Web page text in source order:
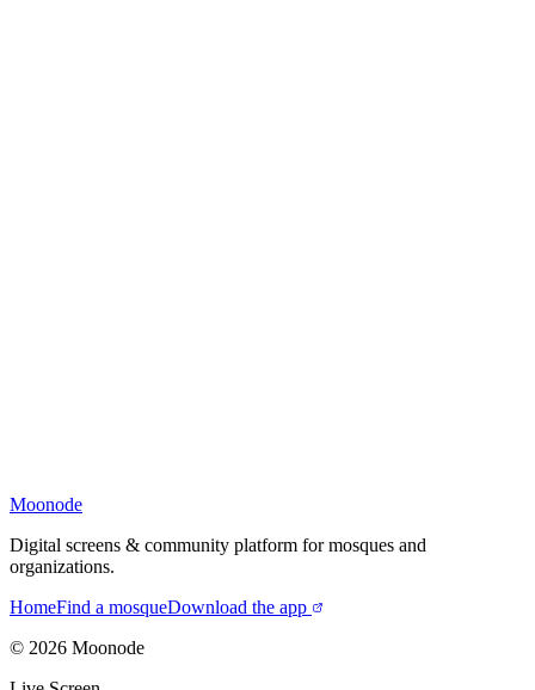
Moonode
Digital screens & community platform for mosques and
organizations.
HomeFind a mosqueDownload the app
© 2026 Moonode